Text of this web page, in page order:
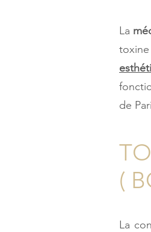
La
de
(
La